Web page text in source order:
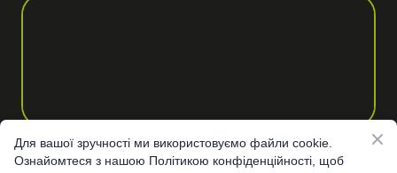
Для вашої зручності ми використовуємо файли cookie.
Ознайомтеся з нашою Політикою конфіденційності, щоб